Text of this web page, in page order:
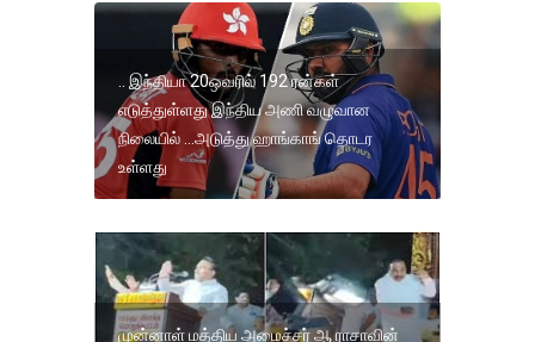
.. இந்தியா 20ஒவரில் 192 ரன்கள்
எடுத்துள்ளது இந்திய அணி வழுவான
நிலையில் ...அடுத்து ஹாங்காங் தொடர
உள்ளது
முன்னாள் மத்திய அமைச்சர் ஆ ராசாவின்